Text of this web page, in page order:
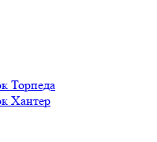
Торпеда
Хантер